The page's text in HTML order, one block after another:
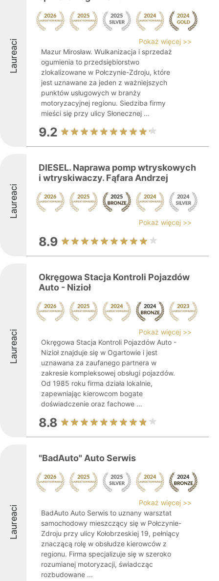
Laureaci
Pokaż więcej >>
Mazur Mirosław. Wulkanizacja i sprzedaż
ogumienia to przedsiębiorstwo
zlokalizowane w Połczynie-Zdroju, które
jest uznawane za jeden z ważniejszych
punktów usługowych w branży
motoryzacyjnej regionu. Siedziba firmy
mieści się przy ulicy Słonecznej ...
9.2
Laureaci
DIESEL. Naprawa pomp wtryskowych
i wtryskiwaczy. Fąfara Andrzej
Pokaż więcej >>
8.9
Laureaci
Okręgowa Stacja Kontroli Pojazdów
Auto - Nizioł
Pokaż więcej >>
Okręgowa Stacja Kontroli Pojazdów Auto -
Nizioł znajduje się w Ogartowie i jest
uznawana za zaufanego partnera w
zakresie kompleksowej obsługi pojazdów.
Od 1985 roku firma działa lokalnie,
zapewniając kierowcom bogate
doświadczenie oraz fachowe ...
8.8
Laureaci
"BadAuto" Auto Serwis
Pokaż więcej >>
BadAuto Auto Serwis to uznany warsztat
samochodowy mieszczący się w Połczynie-
Zdroju przy ulicy Kołobrzeskiej 19, pełniący
znaczącą rolę w obsłudze kierowców z
regionu. Firma specjalizuje się w szeroko
rozumianej motoryzacji, świadcząc
rozbudowane ...